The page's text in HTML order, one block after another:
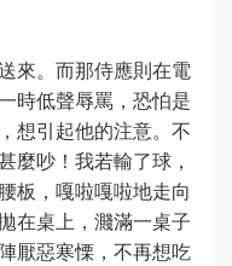
來。而那侍應則在電
時低聲辱罵，恐怕是
想引起他的注意。不
麼吵！我若輸了球，
板，嘎啦嘎啦地走向
在桌上，濺滿一桌子
厭惡寒慄，不再想吃